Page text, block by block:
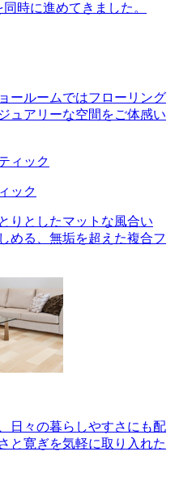
時に進めてきました。
ールームではフローリング
ュアリーな空間をご体感い
ック
りとしたマットな風合い
める、無垢を超えた複合フ
日々の暮らしやすさにも配
と寛ぎを気軽に取り入れた